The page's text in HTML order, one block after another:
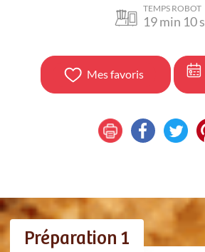
TEMPS ROBOT
19min 10s
Mes favoris
Préparation 1